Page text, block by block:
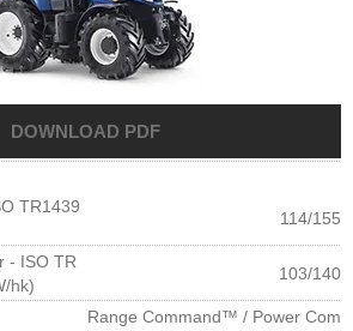
TR1439
114/155
- ISO TR
hk)
103/140
Range Command™ / Power Com